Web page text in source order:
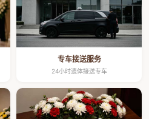
专车接送服务
24小时遗体接送专车